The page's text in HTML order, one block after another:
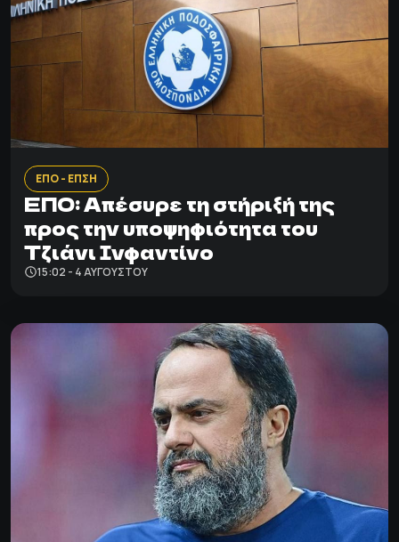
ΕΠΟ - ΕΠΣΗ
ΕΠΟ: Απέσυρε τη στήριξή της
προς την υποψηφιότητα του
Τζιάνι Ινφαντίνο
15:02 - 4 ΑΥΓΟΎΣΤΟΥ